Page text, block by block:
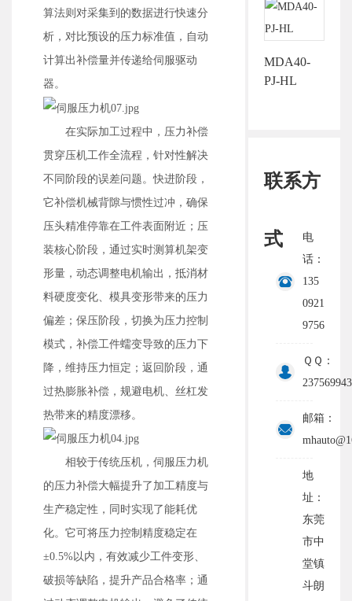
算法则对采集到的数据进行快速分
析，对比预设的压力标准值，自动
计算出补偿量并传递给伺服驱动
器。
在实际加工过程中，压力补偿
贯穿压机工作全流程，针对性解决
不同阶段的误差问题。快进阶段，
它补偿机械背隙与惯性过冲，确保
压头精准停靠在工件表面附近；压
装核心阶段，通过实时测算机架变
形量，动态调整电机输出，抵消材
料硬度变化、模具变形带来的压力
偏差；保压阶段，切换为压力控制
模式，补偿工件蠕变导致的压力下
降，维持压力恒定；返回阶段，通
过热膨胀补偿，规避电机、丝杠发
热带来的精度漂移。
相较于传统压机，伺服压力机
的压力补偿大幅提升了加工精度与
生产稳定性，同时实现了能耗优
化。它可将压力控制精度稳定在
±0.5%以内，有效减少工件变形、
破损等缺陷，提升产品合格率；通
MDA40-
PJ-HL
联系方
式
电
话：
135
0921
9756
ＱＱ：
邮箱：
地
址：
东莞
市中
堂镇
斗朗